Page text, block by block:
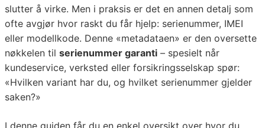
slutter å virke. Men i praksis er det en annen detalj som
ofte avgjør hvor raskt du får hjelp: serienummer, IMEI
eller modellkode. Denne «metadataen» er den oversette
nøkkelen til serienummer garanti – spesielt når
kundeservice, verksted eller forsikringsselskap spør:
«Hvilken variant har du, og hvilket serienummer gjelder
saken?»